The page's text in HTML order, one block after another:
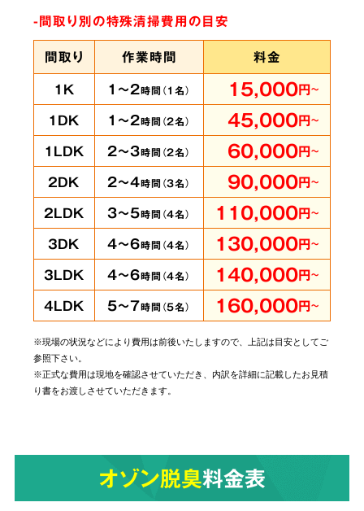
います。
5 賃貸物件・ホテルの
客室も承ります
即時に
対応可能
当社では個人・法人のお客様に関わらずあらゆ
るご依頼にお応えしております。管理されてい
る賃貸物件やホテルでの事件事故による特殊殊
原状回復・復旧工事など
-間取り別の特殊清掃費用の目安
間取り
作業時間
料金
1K
1～2時間（1名） 15,000円～
1DK 1～2時間（2名） 45,000円～
1LDK 2～3時間（2名） 60,000円～
2DK 2～4時間（3名） 90,000円～
2LDK 3～5時間（4名） 110,000円～
3DK 4～6時間（4名） 130,000円～
3LDK 4～6時間（4名） 140,000円～
4LDK 5～7時間（5名） 160,000円～
※現場の状況などにより費用は前後いたしますので、上記は目安としてご
参照下さい。
※正式な費用は現地を確認させていただき、内訳を詳細に記載したお見積
り書をお渡しさせていただきます。
オゾン脱臭料金表